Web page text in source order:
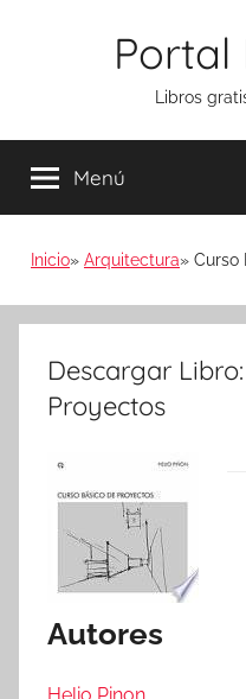
Portal
Libros
Menú
Inicio Arquitectura Curso
Descargar
Proyectos
Autores
Helio Pinon